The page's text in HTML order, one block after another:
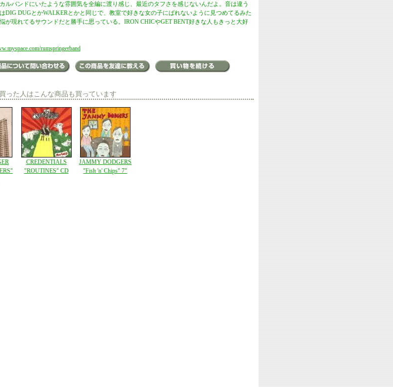
ルバンドにいたような雰囲気を全編に渡り感じ、最近のタフさを感じないんだよ。音は違う
DIG DUGとかWALKERとかと同じで、教室で好きな女の子にばれないように見つめてるみた
が現れてるサウンドだと勝手に思っている。IRON CHICやGET BENT好きな人もきっと大好
rumspringerband
った人はこんな商品も買っています
CREDENTIALS
"ROUTINES" CD
JAMMY DODGERS
"Fish 'n' Chips" 7"